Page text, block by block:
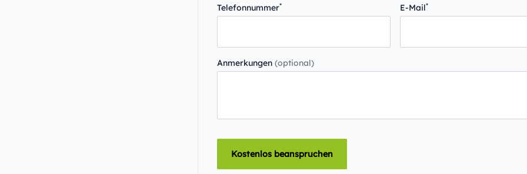
Telefonnummer* E-Mail*
Anmerkungen (optional)
Kostenlos beanspruchen